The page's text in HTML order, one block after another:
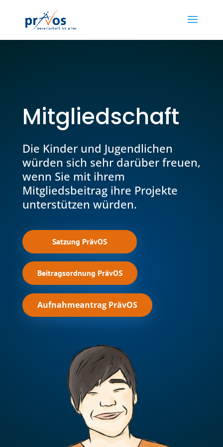
Mitgliedschaft
Die Kinder und Jugendlichen
würden sich sehr darüber freuen,
wenn Sie mit ihrem
Mitgliedsbeitrag ihre Projekte
unterstützen würden.
Satzung PrävOS
Beitragsordnung PrävOS
Aufnahmeantrag PrävOS